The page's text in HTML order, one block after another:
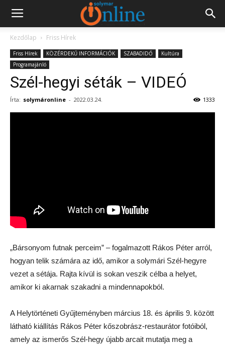
Kezdőlap Friss Hírek
Friss Hírek KÖZÉRDEKŰ INFORMÁCIÓK SZABADIDŐ
Kultúra
Programajánló
Szél-hegyi séták – VIDEÓ
Írta: solymáronline - 2022.03.24. 1333
„Bársonyom futnak perceim” – fogalmazott Rákos Péter arról,
hogyan telik számára az idő, amikor a solymári Szél-hegyre
vezet a sétája. Rajta kívül is sokan veszik célba a helyet,
amikor ki akarnak szakadni a mindennapokból.
A Helytörténeti Gyűjteményben március 18. és április 9. között
látható kiállítás Rákos Péter kőszobrász-restaurátor fotóiból,
amely az ismerős Szél-hegy újabb arcait mutatja meg a